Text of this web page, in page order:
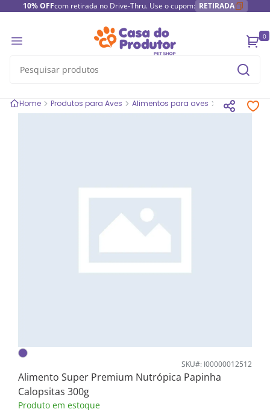
10% OFFcom retirada no Drive-Thru. Use o cupom: RETIRADA
0
Home Produtos para Aves Alimentos para aves Alimento
SKU#: I00000012512
Alimento Super Premium Nutrópica Papinha
Calopsitas 300g
Produto em estoque